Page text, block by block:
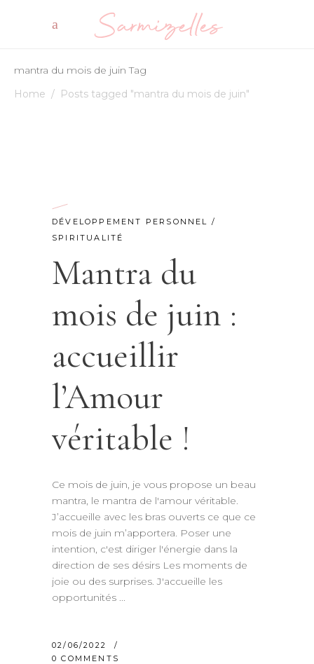
mantra du mois de juin Tag
Home / Posts tagged "mantra du mois de juin"
DÉVELOPPEMENT PERSONNEL /
SPIRITUALITÉ
Mantra du
mois de juin :
accueillir
l’Amour
véritable !
Ce mois de juin, je vous propose un beau
mantra, le mantra de l'amour véritable.
J’accueille avec les bras ouverts ce que ce
mois de juin m’apportera. Poser une
intention, c'est diriger l'énergie dans la
direction de ses désirs Les moments de
joie ou des surprises. J'accueille les
opportunités
02/06/2022
0 COMMENTS